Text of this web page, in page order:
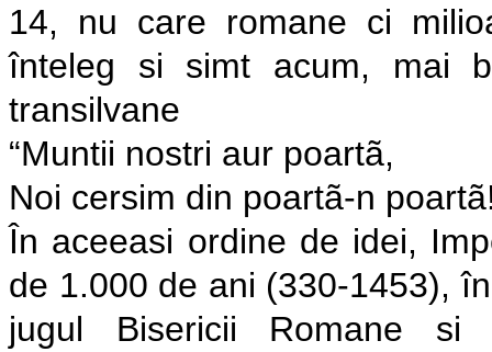
14, nu care romane ci
înteleg si simt acum, mai
transilvane
“Muntii nostri aur poartã,
Noi cersim din poartã-n
În aceeasi ordine de idei,
de 1.000 de ani (330-1453),
jugul Bisericii Romane si